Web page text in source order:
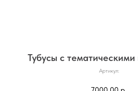
Тубусы с
Артикул: